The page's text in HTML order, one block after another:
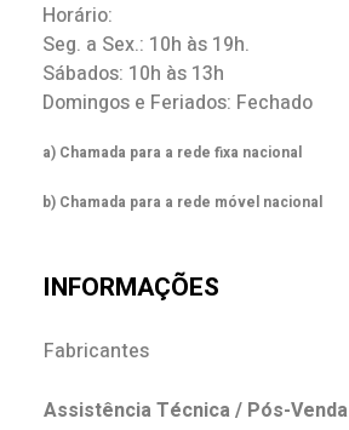
Horário:
Seg. a Sex.: 10h às 19h.
Sábados: 10h às 13h
Domingos e Feriados: Fechado
a) Chamada para a rede fixa nacional
b) Chamada para a rede móvel nacional
INFORMAÇÕES
Fabricantes
Assistência Técnica / Pós-Venda